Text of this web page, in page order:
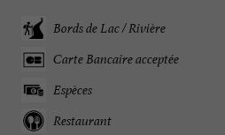
Bords de Lac / Rivière
Carte Bancaire acceptée
Espèces
Restaurant